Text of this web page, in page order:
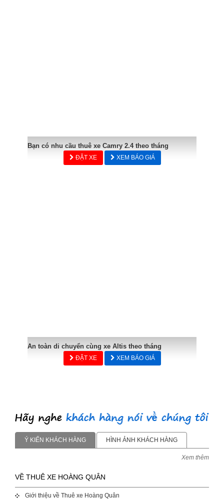
Bạn có nhu cầu thuê xe Camry 2.4 theo tháng
ĐẶT XE XEM BÁO GIÁ
An toàn di chuyển cùng xe Altis theo tháng
ĐẶT XE XEM BÁO GIÁ
Ý KIẾN KHÁCH HÀNG HÌNH ẢNH KHÁCH HÀNG
Xem thêm
VỀ THUÊ XE HOÀNG QUÂN
Giới thiệu về Thuê xe Hoàng Quân